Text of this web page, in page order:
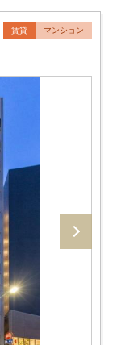
賃貸 マンション